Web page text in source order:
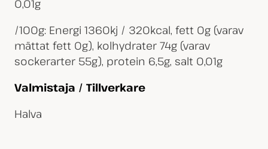
0,01g
/100g: Energi 1360kj / 320kcal, fett 0g (varav
mättat fett 0g), kolhydrater 74g (varav
sockerarter 55g), protein 6,5g, salt 0,01g
Valmistaja / Tillverkare
Halva